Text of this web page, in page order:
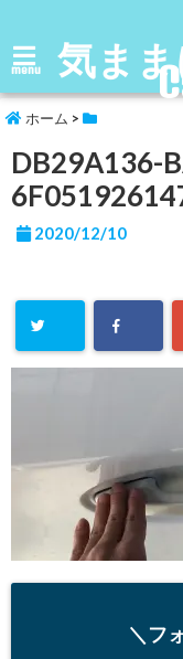
menu 気ま
ホーム >
DB29A136-
2020/12/10
＼フ